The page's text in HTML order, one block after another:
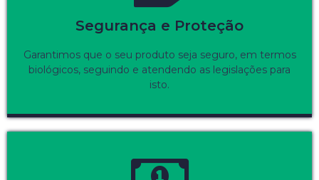
Segurança e Proteção
Garantimos que o seu produto seja seguro, em termos
biológicos, seguindo e atendendo as legislações para
isto.